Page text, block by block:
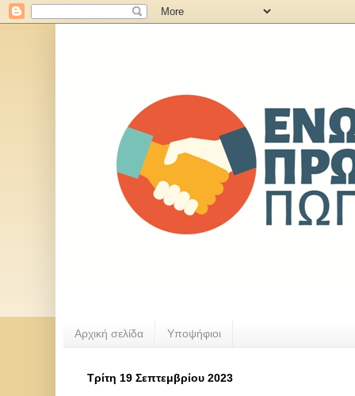
Αρχική σελίδα Υποψήφιοι
Τρίτη 19 Σεπτεμβρίου 2023